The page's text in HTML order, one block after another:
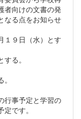
者向けの文書の発
なる点をお知らせ
１９日（水）とす
る。
行事予定と学習の
です。